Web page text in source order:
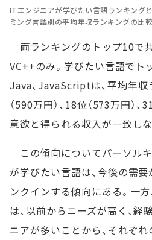
ITエンジニアが学びたい言語ランキング
ミング言語別の平均年収ランキングの比較
両ランキングのトップ10で
VC++のみ。学びたい言語でト
Java、JavaScriptは、平均年
（590万円）、18位（573万円）、
意欲と得られる収入が一致し
この傾向についてパーソル
が学びたい言語は、今後の需
ンクインする傾向にある。一
は、以前からニーズが高く、
ニアが多いことから、それぞ